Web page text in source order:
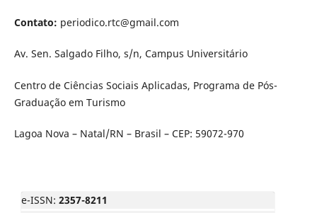
Contato: periodico.rtc@gmail.com
Av. Sen. Salgado Filho, s/n, Campus Universitário
Centro de Ciências Sociais Aplicadas, Programa de Pós-
Graduação em Turismo
Lagoa Nova – Natal/RN – Brasil – CEP: 59072-970
e-ISSN: 2357-8211